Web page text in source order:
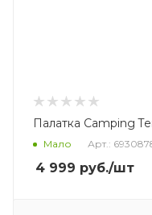
Палатка Camping
Мало Арт.:
4 999 руб./шт